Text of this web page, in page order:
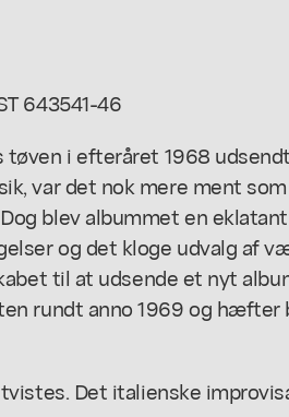
643541-46
tøven i efteråret 1968
var det nok mere ment
blev albummet en
og det kloge udvalg af
til at udsende et nyt
rundt anno 1969 og hæfter
Det italienske